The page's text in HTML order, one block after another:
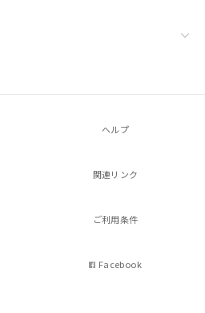
ヘルプ
関連リンク
ご利用条件
Facebook